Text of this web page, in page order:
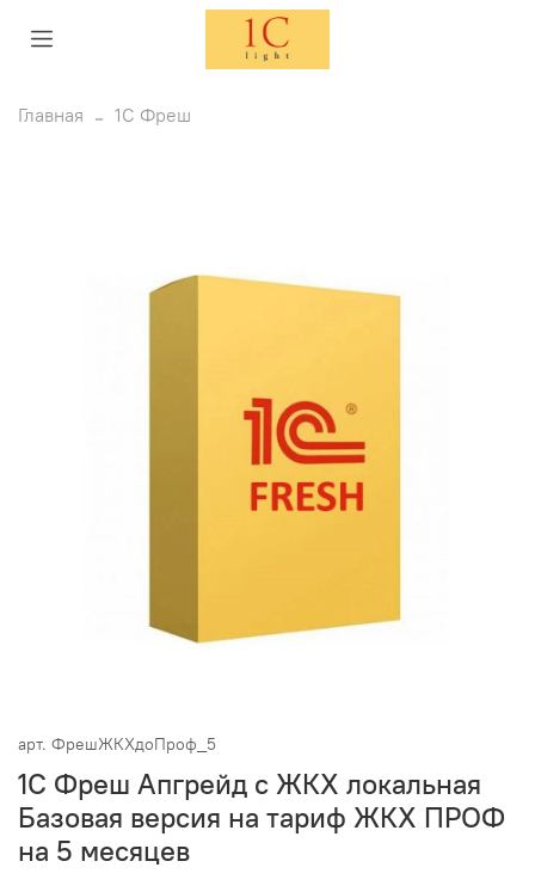
Главная 1С Фреш
арт. ФрешЖКХдоПроф_5
1С Фреш Апгрейд с ЖКХ локальная
Базовая версия на тариф ЖКХ ПРОФ
на 5 месяцев